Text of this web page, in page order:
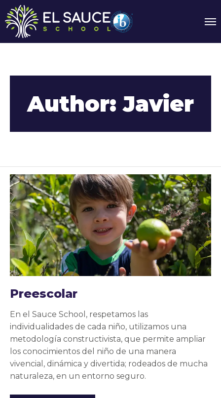
Author: Javier
Preescolar
En el Sauce School, respetamos las
individualidades de cada niño, utilizamos una
metodología constructivista, que permite ampliar
los conocimientos del niño de una manera
vivencial, dinámica y divertida; rodeados de mucha
naturaleza, en un entorno seguro.